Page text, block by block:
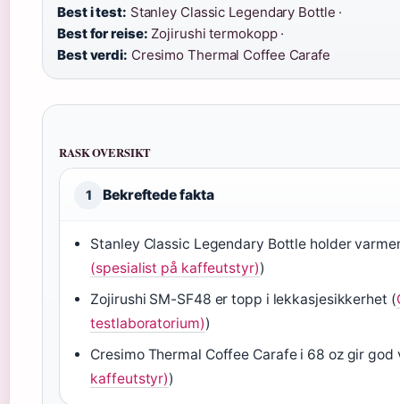
Best i test: Stanley Classic Legendary Bottle ·
Best for reise: Zojirushi termokopp ·
Best verdi: Cresimo Thermal Coffee Carafe
RASK OVERSIKT
1 Bekreftede fakta
Stanley Classic Legendary Bottle holder
(spesialist på kaffeutstyr))
Zojirushi SM-SF48 er topp i lekkasjesikkerhet (
testlaboratorium))
Cresimo Thermal Coffee Carafe i 68 oz gir god
kaffeutstyr))